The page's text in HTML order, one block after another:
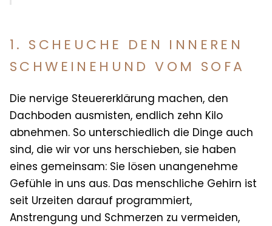
1. SCHEUCHE DEN INNEREN
SCHWEINEHUND VOM SOFA
Die nervige Steuererklärung machen, den
Dachboden ausmisten, endlich zehn Kilo
abnehmen. So unterschiedlich die Dinge auch
sind, die wir vor uns herschieben, sie haben
eines gemeinsam: Sie lösen unangenehme
Gefühle in uns aus. Das menschliche Gehirn ist
seit Urzeiten darauf programmiert,
Anstrengung und Schmerzen zu vermeiden,